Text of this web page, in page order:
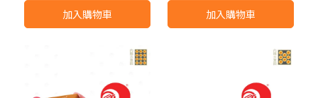
加入購物車 加入購物車